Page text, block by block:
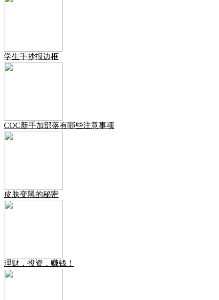
学生手抄报边框
COC新手加部落有哪些注意事项
皮肤变黑的秘密
理财，投资，赚钱！